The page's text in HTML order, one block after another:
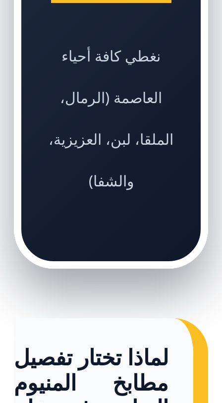
نغطي كافة أحياء
العاصمة (الرمال،
الملقا، لبن، العزيزية،
والشفا)
لماذا تختار تفصيل
مطابخ المنيوم